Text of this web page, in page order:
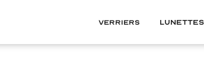
Verriers Lunettes